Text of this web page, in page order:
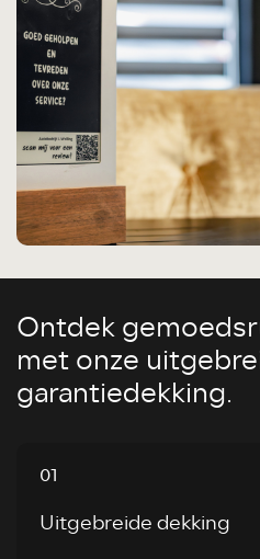
Ontdek
met onze
garantiedekking.
01
Uitgebreide dekking